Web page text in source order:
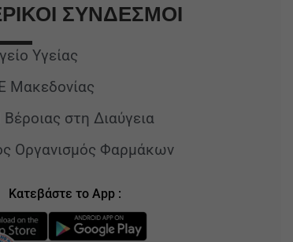
ΣΥΝΔΕΣΜΟΙ
Υγείας
Μακεδονίας
στη Διαύγεια
Οργανισμός Φαρμάκων
Κατεβάστε το App :